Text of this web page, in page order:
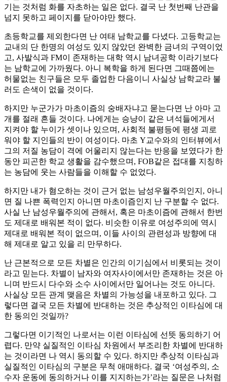
기는 것처럼 화를 자초하는 일은 없다. 결국 난 첫번째 난관을
넘지 못하고 페이지를 닫아야만 했다.
초등학교를 제외한다면 난 여태 남학교를 다녔다. 고등학교는
교내의 단 한명의 여성도 있지 않았던 완벽한 금녀의 구역이었
고, 사발식과 FM이 존재하는 대학 역시 남녀공학 이라기보다
는 남학교에 가까웠다. 아니 복학을 하게 된다면 그때쯤에는
허물없는 친구들은 모두 졸업한 다음이니 사실상 남학교라 불
러도 손색이 없을 것이다.
하지만 누군가가 마초이즘의 숭배자냐고 묻는다면 난 아마 고
개를 절래 흔들 것이다. 나에게는 승냥이 같은 녀석들에게서
지켜야 할 누이가 셋이나 있으며, 사회적 불평등에 평생 괴로
워야 할 지인들의 반이 여성이다. 마초 Y교수와의 인터뷰에서
그의 저질 농담이 격에 어울리지 않는다는 반응을 보였다가 한
동안 피곤한 학교 생활을 감수했으며, FOB같은 접대를 지칭하
는 농담에 웃는 사람들을 이해할 수 없었다.
하지만 내가 혐오하는 것이 근거 없는 남성우월주의인지, 아니
면 질 나쁜 폭력인지 아니면 마초이즘인지 난 구분할 수 없다.
사실 난 남성우월주의에 관해서, 혹은 마초이즘에 관해서 한번
도 제대로 배워본 적이 없다. 비슷한 이유로 여성주의에 역시
제대로 배워본 적이 없으며, 이들 사이의 관련성과 방향에 대
해 제대로 알고 있을 리 만무하다.
난 근본적으로 모든 차별은 인간의 이기심에서 비롯되는 것이
라고 믿는다. 차별이 남자와 여자사이에서만 존재하는 것은 아
니며 반드시 다수와 소수 사이에서만 일어나는 것도 아니다.
사실상 모든 관계 맺음은 차별의 가능성을 내포하고 있다. 그
렇다면 결국 모든 차별에 반대하는 것은 추상적인 이타심에 대
한 동의인 것일까?
그렇다면 이기적인 나로서는 이런 이타심에 선뜻 동의하기 어
렵다. 만약 실질적인 이타심 차원에서 부조리한 차별에 반대하
는 것이라면 나 역시 동의할 수 있다. 하지만 추상적 이타심과
실질적인 이타심의 구분은 무척 애매하다. 결국 ‘여성주의, 소
수자 운동에 동의하거나 이를 지지하는가’라는 질문은 나처럼